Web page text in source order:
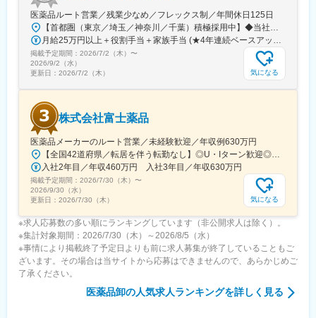
医薬品ルート営業／残業少なめ／フレックス制／年間休日125日
掲載予定期間： 2026/7/2（木） 〜
2026/9/2（水）
更新日： 2026/7/2（木） 気になる
株式会社富士薬品
医薬品メーカーのルート営業／未経験歓迎／年収例630万円
入社2年目／年収460万円 入社3年目／年収630万円
掲載予定期間： 2026/7/30（木） 〜
2026/9/30（水）
更新日： 2026/7/30（木） 気になる
※求人応募数の多い順にランキングしています（非公開求人は除く）。
※集計対象期間：2026/7/30（木）～2026/8/5（水）
※事情により掲載終了予定日よりも前に求人募集が終了していることもご
ざいます。その場合は当サイトから応募はできませんので、あらかじめご
了承ください。
医薬品卸の人気求人ランキングを詳しく見る